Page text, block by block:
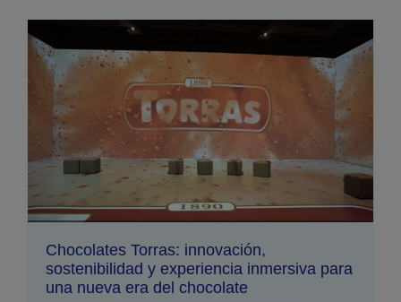
Chocolates Torras: innovación,
sostenibilidad y experiencia inmersiva para
una nueva era del chocolate